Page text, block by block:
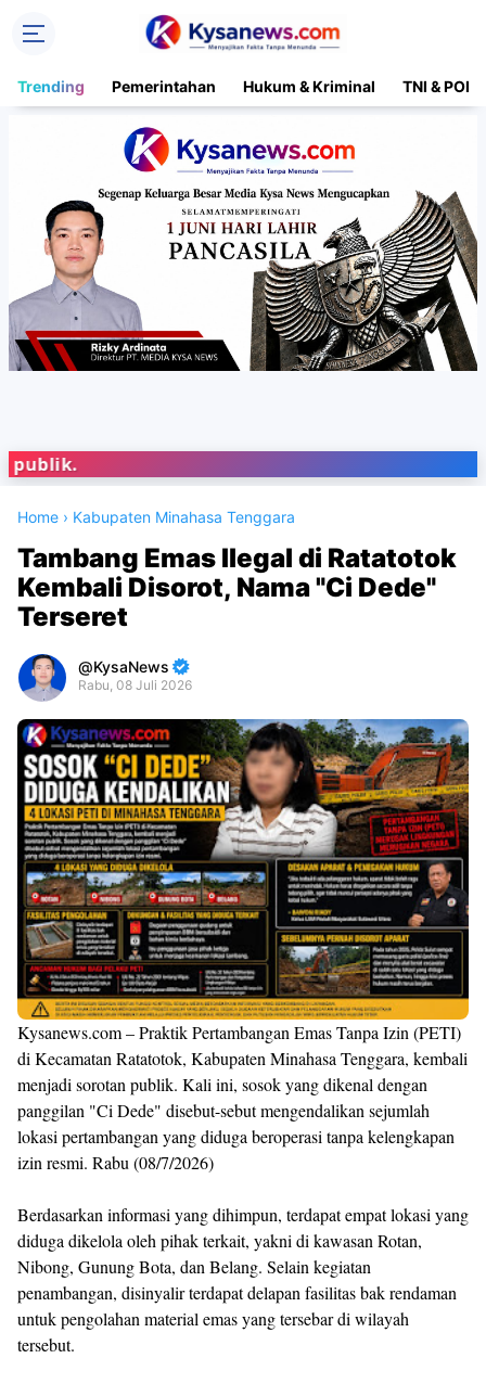
Trending Pemerintahan Hukum & Kriminal TNI &
Home › Kabupaten Minahasa Tenggara
Tambang Emas Ilegal di Ratatotok
Kembali Disorot, Nama "Ci Dede"
Terseret
KysaNews
Rabu, 08 Juli 2026
Premium
By
Raushan
Design
With
Shroff
Templates
Kysanews.com – Praktik Pertambangan Emas Tanpa Izin (PETI)
di Kecamatan Ratatotok, Kabupaten Minahasa Tenggara, kembali
menjadi sorotan publik. Kali ini, sosok yang dikenal dengan
panggilan "Ci Dede" disebut-sebut mengendalikan sejumlah
lokasi pertambangan yang diduga beroperasi tanpa kelengkapan
izin resmi. Rabu (08/7/2026)
Berdasarkan informasi yang dihimpun, terdapat empat lokasi yang
diduga dikelola oleh pihak terkait, yakni di kawasan Rotan,
Nibong, Gunung Bota, dan Belang. Selain kegiatan
penambangan, disinyalir terdapat delapan fasilitas bak rendaman
untuk pengolahan material emas yang tersebar di wilayah
tersebut.